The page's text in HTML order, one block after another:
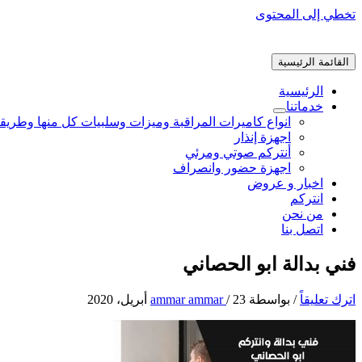
تخطي إلى المحتوى
القائمة الرئيسية
الرئيسية
خدماتنا
انواع كاميرات المراقبة وميزات وسلبيات كل منها
اجهزة إنذار
أنتركم صوتي ومرئي
اجهزة حضور وانصراف
اخبار و عروض
انتركم
من نحن
اتصل بنا
فني بدالة ابو الحصاني
اترك تعليقاً / بواسطة ammar ammar/ 23 أبريل، 2020